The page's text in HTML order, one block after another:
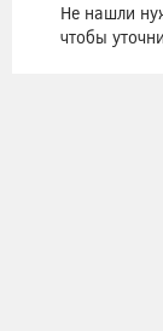
Не нашли
чтобы